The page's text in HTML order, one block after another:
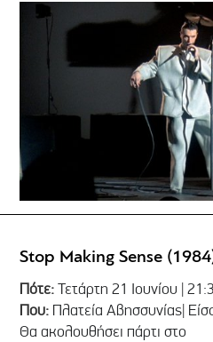
Stop Making Sense
Πότε:Τετάρτη 21 Ιουνίου |
Που: Πλατεία Αβησσυνίας|
Θα ακολουθήσει πάρτι στο